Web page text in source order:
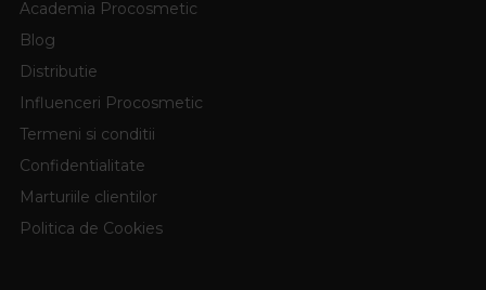
Academia Procosmetic
Blog
Distributie
Influenceri Procosmetic
Termeni si conditii
Confidentialitate
Marturiile clientilor
Politica de Cookies